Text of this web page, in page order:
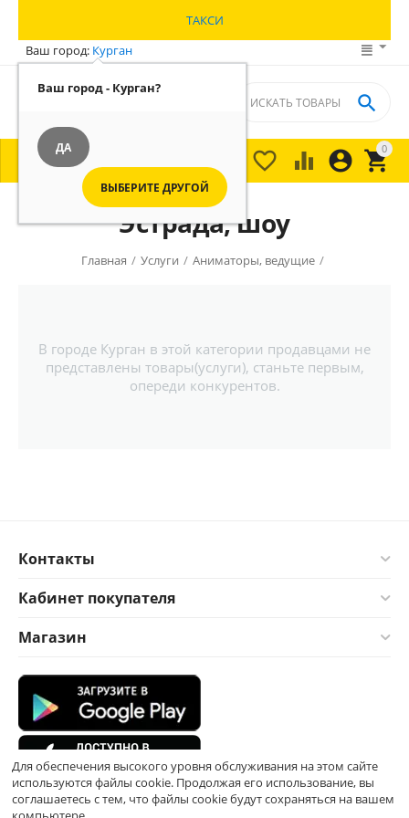
ТАКСИ
Ваш город: Курган
Ваш город - Курган?
ДА
ВЫБЕРИТЕ ДРУГОЙ
0


 

 МЕНЮ
Эстрада, шоу
Главная / Услуги / Аниматоры, ведущие /
В городе Курган в этой категории продавцами не
представлены товары(услуги), станьте первым,
опереди конкурентов.
Контакты
Кабинет покупателя
Магазин
Для обеспечения высокого уровня обслуживания на этом сайте
используются файлы cookie. Продолжая его использование, вы
соглашаетесь с тем, что файлы cookie будут сохраняться на вашем